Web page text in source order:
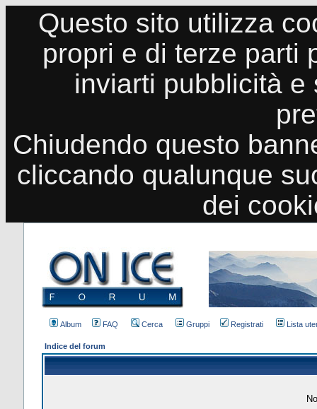
Questo sito utilizza
propri e di terze parti
inviarti pubblicità
Chiudendo questo
cliccando qualunque
dei
Album FAQ Cerca Gruppi Registrati Lista
Indice del forum